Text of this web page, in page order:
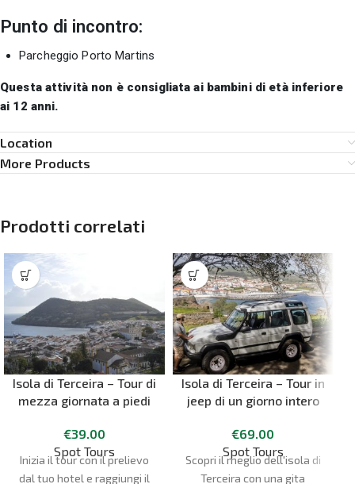
Punto di incontro:
Parcheggio Porto Martins
Questa attività non è consigliata ai bambini di età inferiore
ai 12 anni.
Location
More Products
Prodotti correlati
Isola di Terceira – Tour di
mezza giornata a piedi
€39.00
Spot Tours
Inizia il tour con il prelievo
dal tuo hotel e raggiungi il
Isola di Terceira – Tour in
jeep di un giorno intero
€69.00
Spot Tours
Scopri il meglio dell'isola di
Terceira con una gita